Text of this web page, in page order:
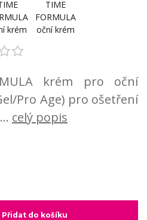
krém pro oční
Pro Age) pro ošetření
celý popis
Přidat do košíku